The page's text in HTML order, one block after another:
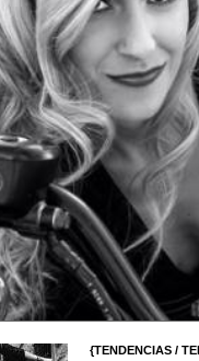
{TENDENCIAS /